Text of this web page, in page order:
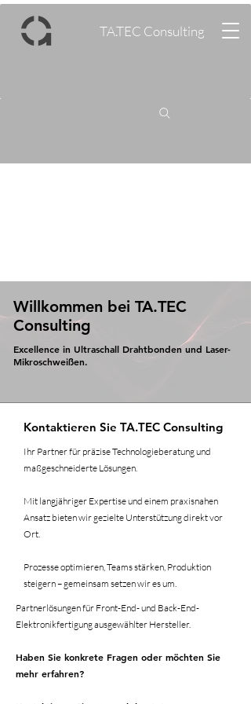
TA.TEC Consulting
Willkommen bei TA.TEC
Consulting
Excellence in Ultraschall Drahtbonden und Laser-
Mikroschweißen.
Kontaktieren Sie TA.TEC Consulting
Ihr Partner für präzise Technologieberatung und
maßgeschneiderte Lösungen.
Mit langjähriger Expertise und einem praxisnahen
Ansatz bieten wir gezielte Unterstützung direkt vor
Ort.
Prozesse optimieren, Teams stärken, Produktion
steigern – gemeinsam setzen wir es um.​
Partnerlösungen für Front-End- und Back-End-
Elektronikfertigung ausgewählter Hersteller.
Haben Sie konkrete Fragen oder möchten Sie
mehr erfahren?